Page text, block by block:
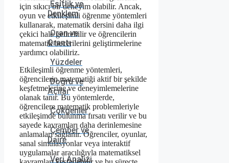
Eşitlik ve
Denklem
Oran ve
Orantı
Yüzdeler
Doğru ve
Açılar
Çokgenler
Çember ve
Daire
Veri Analizi
için sıkıcı bir deneyim olabilir. Ancak,
oyun ve etkileşimli öğrenme yöntemleri
kullanarak, matematik dersini daha ilgi
çekici hale getirebilir ve öğrencilerin
matematik becerilerini geliştirmelerine
yardımcı olabiliriz.
Etkileşimli öğrenme yöntemleri,
öğrencilerin matematiği aktif bir şekilde
keşfetmelerine ve deneyimlemelerine
olanak tanır. Bu yöntemlerde,
öğrencilere matematik problemleriyle
etkileşimde bulunma fırsatı verilir ve bu
sayede kavramları daha derinlemesine
anlamaları sağlanır. Öğrenciler, oyunlar,
sanal simülasyonlar veya interaktif
uygulamalar aracılığıyla matematiksel